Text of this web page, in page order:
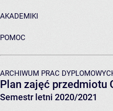
AKADEMIKI
POMOC
ARCHIWUM PRAC
Plan zajęć przedmiotu
Semestr letni 2020/2021